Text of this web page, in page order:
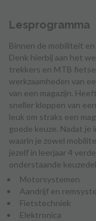
Lesprogramma
Binnen de mobiliteit
Denk hierbij aan het
trekkers en MTB
werkzaamheden van
van een magazijn.
sneller kloppen van
leuk om straks een
goede keuze. Nadat je
waarin je zowel
jezelf in leerjaar 4
onderstaande
Motorsystemen
Aandrijf en
Fietstechniek
Elektronica